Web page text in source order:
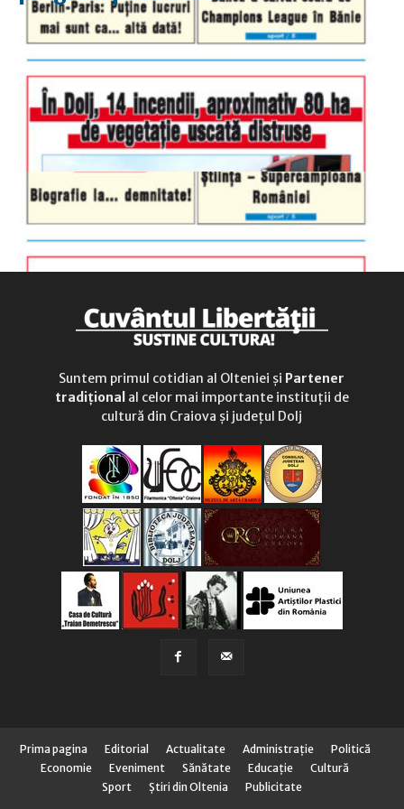
luni-vineri
9.00 - 17.00
duminică
9.00 - 12.00
Suntem primul cotidian al Olteniei și Partener
tradițional al celor mai importante instituții de
cultură din Craiova și județul Dolj
Prima pagina Editorial Actualitate Administraţie
Politică
Economie
Eveniment Sănătate Educaţie
Cultură
Sport
Știri din Oltenia Publicitate